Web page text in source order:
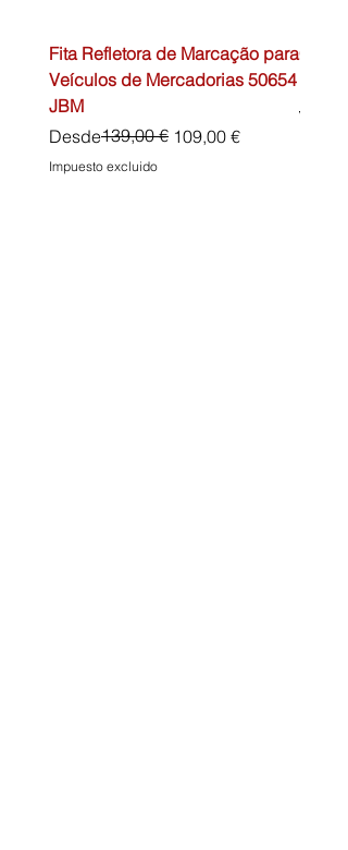
Fita Refletora de Marcação para
Veículos de Mercadorias 50654
JBM
Desde
Precio139,00 € 109,00 €
Precio de oferta
Impuesto excluido
Precio
45,00 €